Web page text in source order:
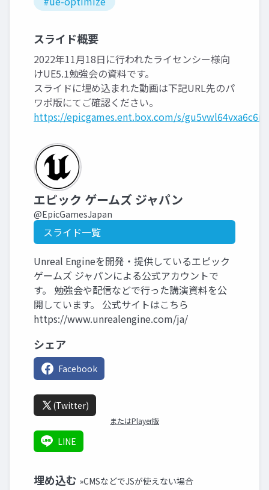
スライド概要
2022年11月18日に行われたライセンシー様向
けUE5.1勉強会の資料です。
スライドに埋め込まれた動画は下記URL先のパ
ワポ版にてご確認ください。
https://epicgames.ent.box.com/s/
エピック ゲームズ ジャパン
@EpicGamesJapan
スライド一覧
Unreal Engineを開発・提供しているエピック
ゲームズ ジャパンによる公式アカウントで
す。 勉強会や配信などで行った講演資料を公
開しています。 公式サイトはこちら
https://www.unrealengine.com/ja/
シェア
Facebook
(Twitter)
またはPlayer版
LINE
埋め込む »CMSなどでJSが使えない場合